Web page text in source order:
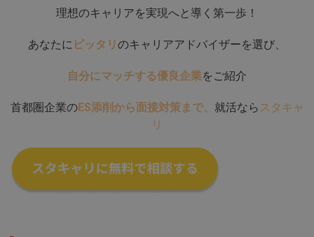
理想のキャリアを実現へと導く第一歩！
あなたに ピッタリのキャリアアドバイザーを選び、
自分にマッチする優良企業をご紹介
首都圏企業のES添削から面接対策まで、 就活なら スタキャ
リ